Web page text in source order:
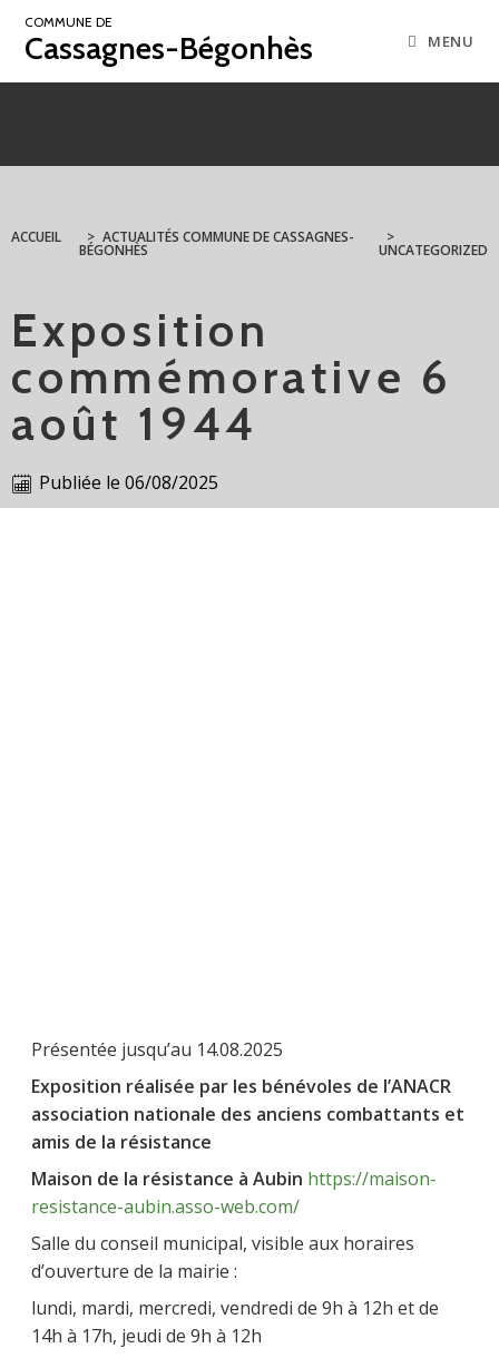
COMMUNE DE
Cassagnes-Bégonhès MENU
ACCUEIL > ACTUALITÉS COMMUNE DE CASSAGNES-
BÉGONHÈS
>
UNCATEGORIZED
Exposition
commémorative 6
août 1944
Publiée le 06/08/2025
Présentée jusqu’au 14.08.2025
Exposition réalisée par les bénévoles de l’ANACR
association nationale des anciens combattants et
amis de la résistance
Maison de la résistance à Aubin https://maison-
resistance-aubin.asso-web.com/
Salle du conseil municipal, visible aux horaires
d’ouverture de la mairie :
lundi, mardi, mercredi, vendredi de 9h à 12h et de
14h à 17h, jeudi de 9h à 12h